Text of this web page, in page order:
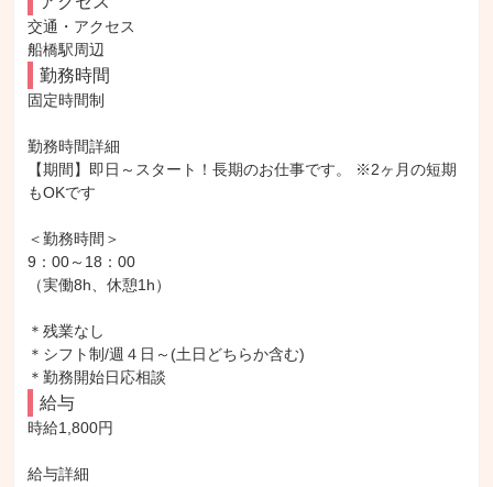
交通・アクセス
船橋駅周辺
勤務時間
固定時間制
勤務時間詳細
【期間】即日～スタート！長期のお仕事です。 ※2ヶ月の短期
もOKです
＜勤務時間＞
9：00～18：00
（実働8h、休憩1h）
＊残業なし
＊シフト制/週４日～(土日どちらか含む)
＊勤務開始日応相談
給与
時給1,800円
給与詳細